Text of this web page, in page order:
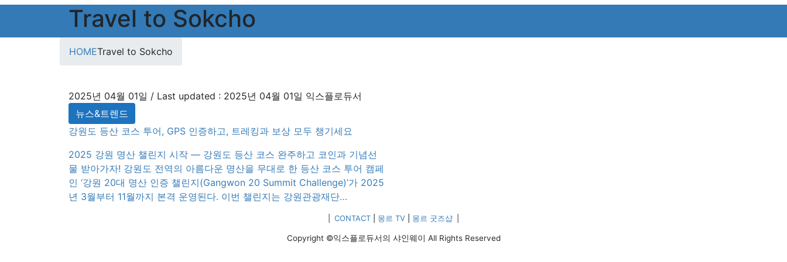
Travel to Sokcho
HOMETravel to Sokcho
2025년 04월 01일 / Last updated : 2025년 04월 01일 익스플로듀서
뉴스&트렌드
강원도 등산 코스 투어, GPS 인증하고, 트레킹과 보상 모두 챙기세요
2025 강원 명산 챌린지 시작 — 강원도 등산 코스 완주하고 코인과 기념선
물 받아가자! 강원도 전역의 아름다운 명산을 무대로 한 등산 코스 투어 캠페
인 ‘강원 20대 명산 인증 챌린지(Gangwon 20 Summit Challenge)’가 2025
년 3월부터 11월까지 본격 운영된다. 이번 챌린지는 강원관광재단
(Gangwon Tourism Organization)이 2025~2026 강원 방문의 해를 맞아
추진하는 프로그램으로, 지역의 산악관광을 활성화하고 트레킹 문화를 확산
CONTACT 몽르 TV 몽르 굿즈샵
Copyright ©익스플로듀서의 샤인웨이 All Rights Reserved